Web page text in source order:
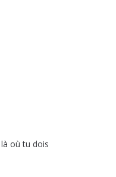
là où tu dois